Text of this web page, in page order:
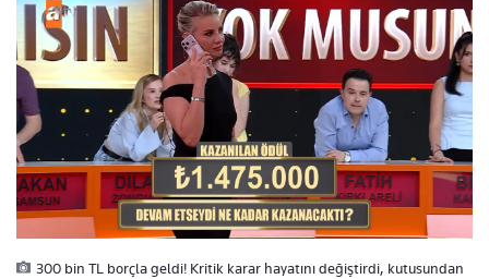
300 bin TL borçla geldi! Kritik karar hayatını değiştirdi, kutusundan